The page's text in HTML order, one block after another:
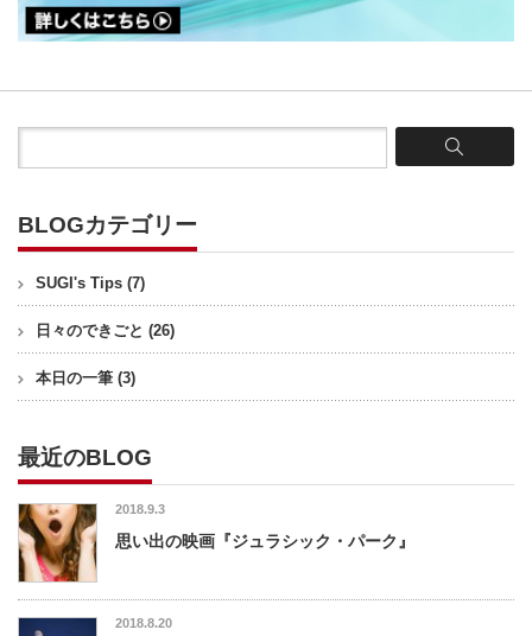
BLOGカテゴリー
SUGI's Tips (7)
日々のできごと (26)
本日の一筆 (3)
最近のBLOG
2018.9.3
思い出の映画『ジュラシック・パーク』
2018.8.20